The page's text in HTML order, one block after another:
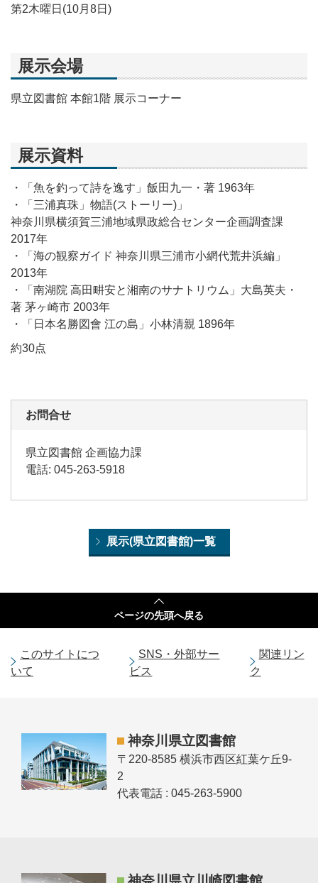
第2木曜日(10月8日)
展示会場
県立図書館 本館1階 展示コーナー
展示資料
・「魚を釣って詩を逸す」飯田九一・著 1963年
・「三浦真珠」物語(ストーリー)」
神奈川県横須賀三浦地域県政総合センター企画調査課
2017年
・「海の観察ガイド 神奈川県三浦市小網代荒井浜編」
2013年
・「南湖院 高田畊安と湘南のサナトリウム」大島英夫・
著 茅ヶ崎市 2003年
・「日本名勝図會 江の島」小林清親 1896年
約30点
お問合せ
県立図書館 企画協力課
電話: 045-263-5918
展示(県立図書館)一覧
このサイトにつ
いて
SNS・外部サー
ビス
関連リン
ク
ページの先頭へ戻る
神奈川県立図書館
〒220-8585 横浜市西区紅葉ケ丘9-
2
代表電話 : 045-263-5900